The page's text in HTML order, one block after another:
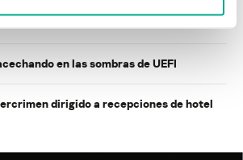
en las sombras de UEFI
dirigido a recepciones de hotel